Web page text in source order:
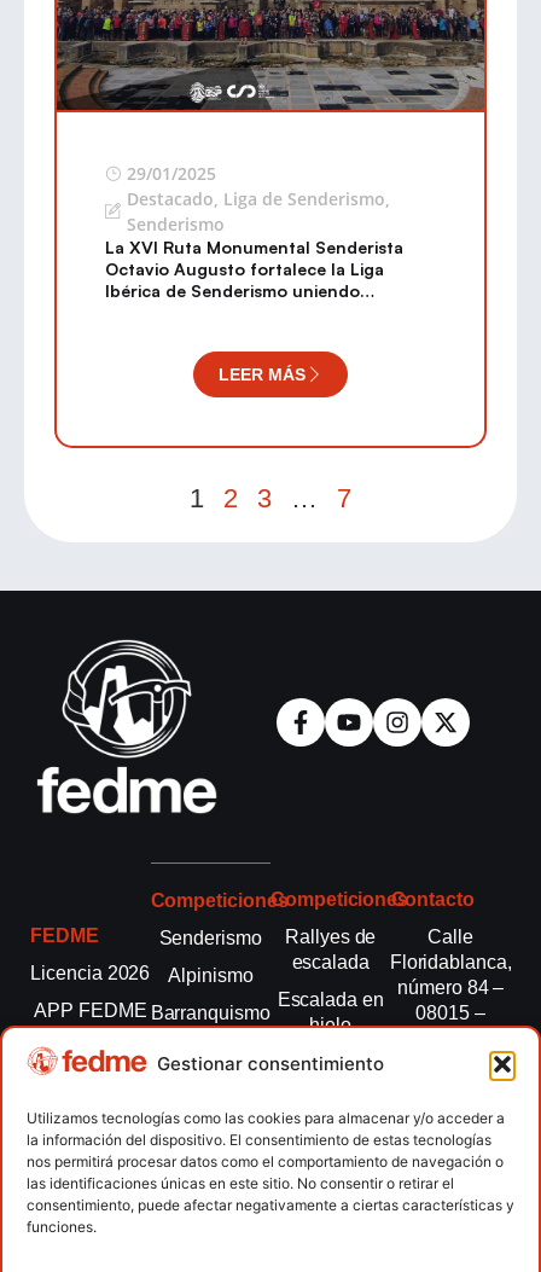
Gestionar consentimiento
Utilizamos tecnologías como las cookies para almacenar y/o acceder a
la información del dispositivo. El consentimiento de estas tecnologías
nos permitirá procesar datos como el comportamiento de navegación o
las identificaciones únicas en este sitio. No consentir o retirar el
consentimiento, puede afectar negativamente a ciertas características y
funciones.
29/01/2025
Destacado Liga de Senderismo
Senderismo
La XVI Ruta Monumental Senderista
Octavio Augusto fortalece la Liga
Ibérica de Senderismo uniendo
LEER MÁS
1 2 3 … 7
FEDME
Licencia 2026
APP FEDME
Transparencia
autonómicas
Clubes
Contacto
Competiciones
Senderismo
Alpinismo
Barranquismo
montaña
Escalada
Escalada
paralimpica
Competiciones
Rallyes de
escalada
Escalada en
hielo
Esquí de
Marcha
Nórdica
Raquetas de
nieve
Contacto
Calle
Floridablanca,
número 84 –
08015 –
fedme@fedme.es
934 264 267